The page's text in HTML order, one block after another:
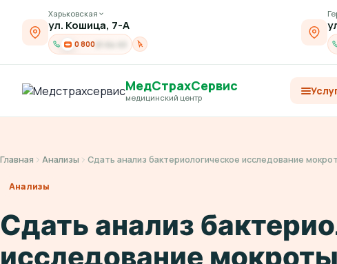
Харьковская
ул. Кошица, 7-А
0 800
МедСтрахСервис
медицинский центр
Главная Анализы Сдать анализ бактериологическое исследование
Анализы
Сдать анализ
исследование мокроты